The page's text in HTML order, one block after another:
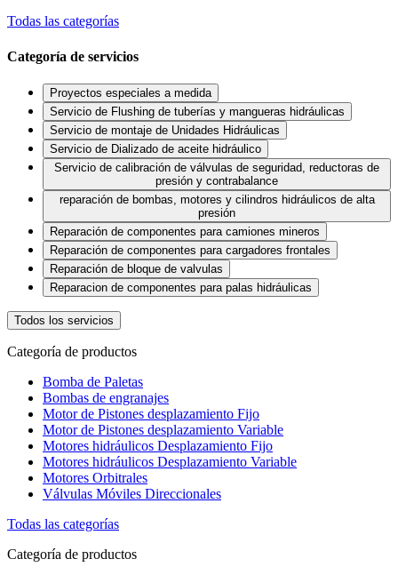
Todas las categorías
Categoría de servicios
Proyectos especiales a medida
Servicio de Flushing de tuberías y mangueras hidráulicas
Servicio de montaje de Unidades Hidráulicas
Servicio de Dializado de aceite hidráulico
Servicio de calibración de válvulas de seguridad, reductoras de
presión y contrabalance
reparación de bombas, motores y cilindros hidráulicos de alta
presión
Reparación de componentes para camiones mineros
Reparación de componentes para cargadores frontales
Reparación de bloque de valvulas
Reparacion de componentes para palas hidráulicas
Todos los servicios
Categoría de productos
Bomba de Paletas
Bombas de engranajes
Motor de Pistones desplazamiento Fijo
Motor de Pistones desplazamiento Variable
Motores hidráulicos Desplazamiento Fijo
Motores hidráulicos Desplazamiento Variable
Motores Orbitrales
Válvulas Móviles Direccionales
Todas las categorías
Categoría de productos